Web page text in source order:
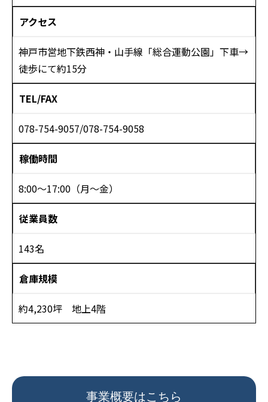
アクセス
神戸市営地下鉄西神・山手線「総合運動公園」下車→
徒歩にて約15分
TEL/FAX
078-754-9057/078-754-9058
稼働時間
8:00～17:00（月～金）
従業員数
143名
倉庫規模
約4,230坪 地上4階
事業概要はこちら